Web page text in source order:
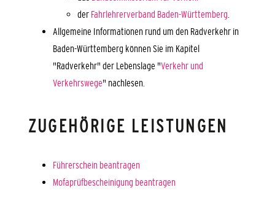
der Fahrlehrerverband Baden-Württemberg
Allgemeine Informationen rund um den Radverkehr in
Baden-Württemberg können Sie im Kapitel
"Radverkehr" der Lebenslage "Verkehr und
Verkehrswege" nachlesen.
ZUGEHÖRIGE LEISTUNGEN
Führerschein beantragen
Mofaprüfbescheinigung beantragen